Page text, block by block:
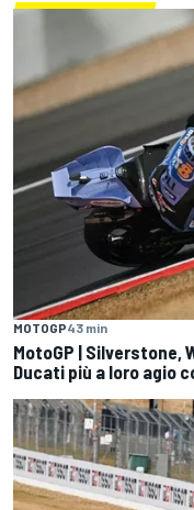
MOTOGP43 min
MotoGP | Silverstone,
Ducati più a loro agio